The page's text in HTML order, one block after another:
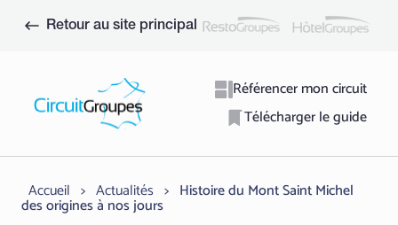
contenu Retour au site principal
Référencer mon circuit
Télécharger le guide
Accueil > Actualités > Histoire du Mont Saint Michel
des origines à nos jours